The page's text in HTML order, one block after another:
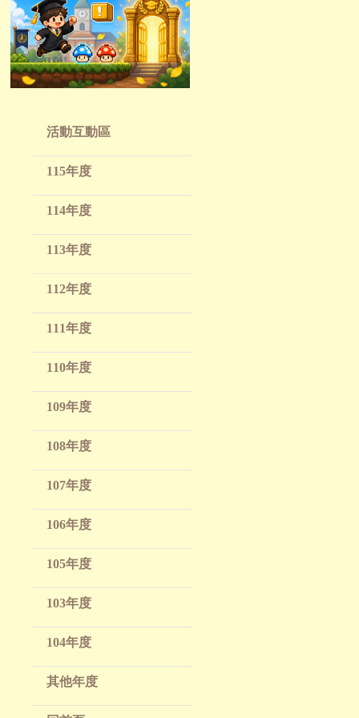
活動互動區
115年度
114年度
113年度
112年度
111年度
110年度
109年度
108年度
107年度
106年度
105年度
103年度
104年度
其他年度